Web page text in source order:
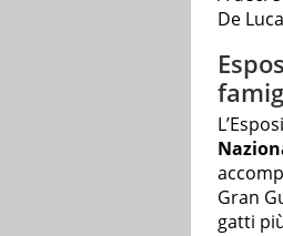
De
Gran
gatti